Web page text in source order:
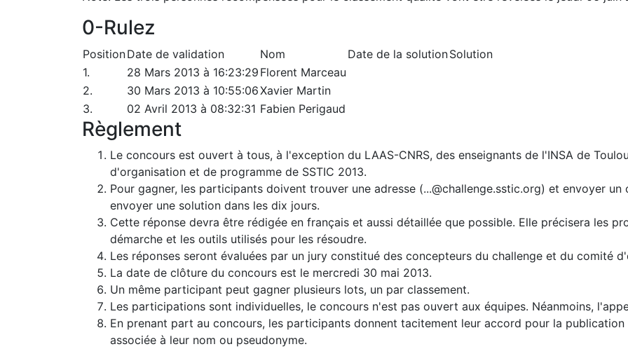
0-Rulez
PositionDate de validation Nom Date de la solutionSolution
1.
28 Mars 2013 à 16:23:29 Florent Marceau
2.
30 Mars 2013 à 10:55:06Xavier Martin
3.
02 Avril 2013 à 08:32:31 Fabien Perigaud
Règlement
Le concours est ouvert à tous, à l'exception du LAAS-CNRS, des enseignants de l'INSA de
d'organisation et de programme de SSTIC 2013.
Pour gagner, les participants doivent trouver une adresse (...@challenge.sstic.org) et envoyer
envoyer une solution dans les dix jours.
Cette réponse devra être rédigée en français et aussi détaillée que possible. Elle précisera les
démarche et les outils utilisés pour les résoudre.
Les réponses seront évaluées par un jury constitué des concepteurs du challenge et du comité
La date de clôture du concours est le mercredi 30 mai 2013.
Un même participant peut gagner plusieurs lots, un par classement.
Les participations sont individuelles, le concours n'est pas ouvert aux équipes. Néanmoins,
En prenant part au concours, les participants donnent tacitement leur accord pour la publication
associée à leur nom ou pseudonyme.